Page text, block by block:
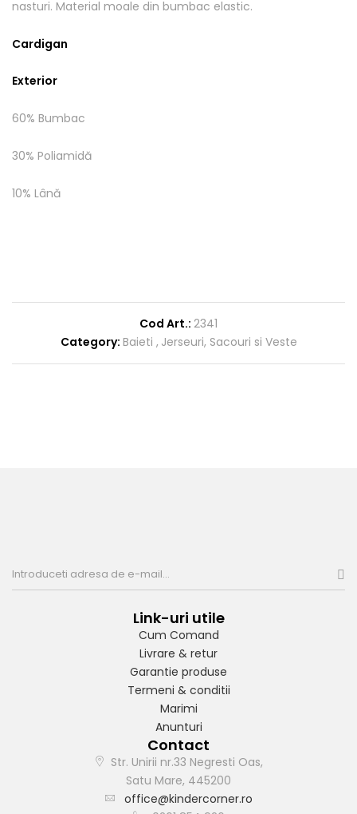
nasturi. Material moale din bumbac elastic.
Cardigan
Exterior
60% Bumbac
30% Poliamidă
10% Lână
Cod Art.: 2341
Category: Baieti Jerseuri, Sacouri si Veste
Link-uri utile
Cum Comand
Livrare & retur
Garantie produse
Termeni & conditii
Marimi
Anunturi
Contact
Str. Unirii nr.33 Negresti Oas,
Satu Mare, 445200
office@kindercorner.ro